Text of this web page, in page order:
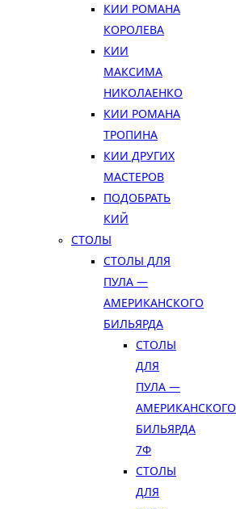
КИИ РОМАНА
КОРОЛЕВА
КИИ
МАКСИМА
НИКОЛАЕНКО
КИИ РОМАНА
ТРОПИНА
КИИ ДРУГИХ
МАСТЕРОВ
ПОДОБРАТЬ
КИЙ
СТОЛЫ
СТОЛЫ ДЛЯ
ПУЛА —
АМЕРИКАНСКОГО
БИЛЬЯРДА
СТОЛЫ
ДЛЯ
ПУЛА —
АМЕРИКАНСКОГО
БИЛЬЯРДА
7Ф
СТОЛЫ
ДЛЯ